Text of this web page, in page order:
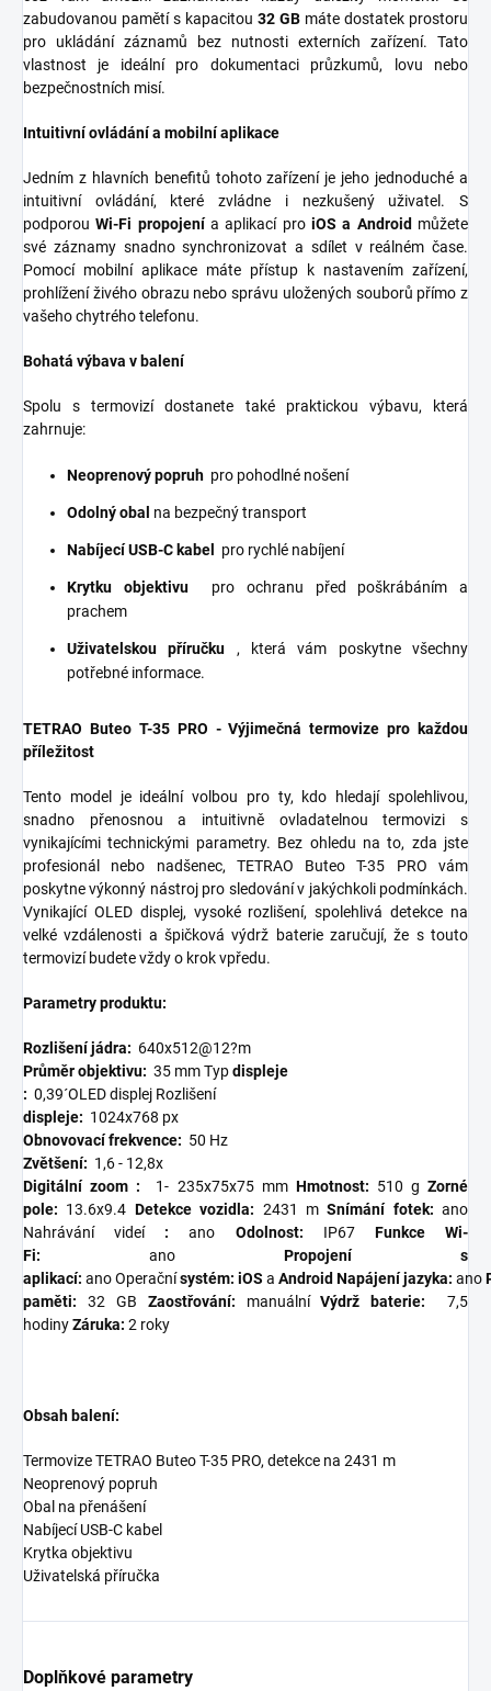
zabudovanou pamětí s kapacitou 32 GB máte dostatek prostoru
pro ukládání záznamů bez nutnosti externích zařízení. Tato
vlastnost je ideální pro dokumentaci průzkumů, lovu nebo
bezpečnostních misí.
Intuitivní ovládání a mobilní aplikace
Jedním z hlavních benefitů tohoto zařízení je jeho jednoduché a
intuitivní ovládání, které zvládne i nezkušený uživatel. S
podporou Wi-Fi propojení a aplikací pro iOS a Android můžete
své záznamy snadno synchronizovat a sdílet v reálném čase.
Pomocí mobilní aplikace máte přístup k nastavením zařízení,
prohlížení živého obrazu nebo správu uložených souborů přímo z
vašeho chytrého telefonu.
Bohatá výbava v balení
Spolu s termovizí dostanete také praktickou výbavu, která
zahrnuje:
Neoprenový popruh pro pohodlné nošení
Odolný obal na bezpečný transport
Nabíjecí USB-C kabel pro rychlé nabíjení
Krytku objektivu
pro ochranu před poškrábáním a
prachem
Uživatelskou příručku
, která vám poskytne všechny
potřebné informace.
TETRAO Buteo T-35 PRO - Výjimečná termovize pro každou
příležitost
Tento model je ideální volbou pro ty, kdo hledají spolehlivou,
snadno přenosnou a intuitivně ovladatelnou termovizi s
vynikajícími technickými parametry. Bez ohledu na to, zda jste
profesionál nebo nadšenec, TETRAO Buteo T-35 PRO vám
poskytne výkonný nástroj pro sledování v jakýchkoli podmínkách.
Vynikající OLED displej, vysoké rozlišení, spolehlivá detekce na
velké vzdálenosti a špičková výdrž baterie zaručují, že s touto
termovizí budete vždy o krok vpředu.
Parametry produktu:
Rozlišení jádra: 640x512@12?m
Průměr objektivu: 35 mm Typdispleje
: 0,39´OLED displej Rozlišení
displeje: 1024x768 px
Obnovovací frekvence: 50 Hz
Zvětšení: 1,6 - 12,8x
Digitální zoom : 1- 235x75x75 mm Hmotnost: 510 g Zorné
pole: 13.6x9.4 Detekce vozidla: 2431 m Snímání fotek: ano
Nahrávání
videí : ano Odolnost: IP67
Funkce Wi-
Fi:
ano
Propojení s
aplikací: anoOperačnísystém: iOS a Android Napájeníjazyka: ano
paměti:
32 GB Zaostřování: manuální Výdrž baterie:
7,5
hodinyZáruka: 2 roky
Obsah balení:
Termovize TETRAO Buteo T-35 PRO, detekce na 2431 m
Neoprenový popruh
Obal na přenášení
Nabíjecí USB-C kabel
Krytka objektivu
Uživatelská příručka
Doplňkové parametry